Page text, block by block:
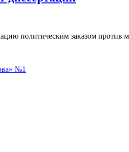
политическим заказом против
№1